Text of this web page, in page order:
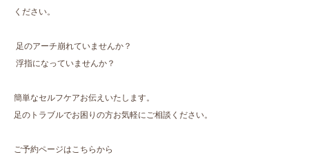
ください。
足のアーチ崩れていませんか？
浮指になっていませんか？
簡単なセルフケアお伝えいたします。
足のトラブルでお困りの方お気軽にご相談ください。
ご予約ページはこちらから